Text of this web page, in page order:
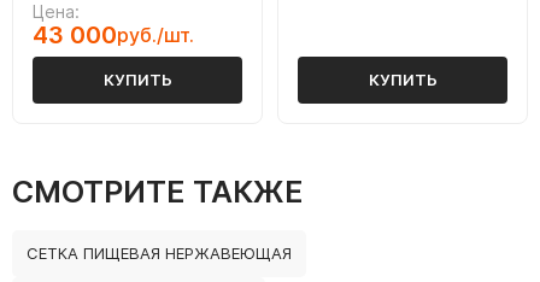
Цена:
43 000руб./шт.
КУПИТЬ КУПИТЬ
СМОТРИТЕ ТАКЖЕ
СЕТКА ПИЩЕВАЯ НЕРЖАВЕЮЩАЯ